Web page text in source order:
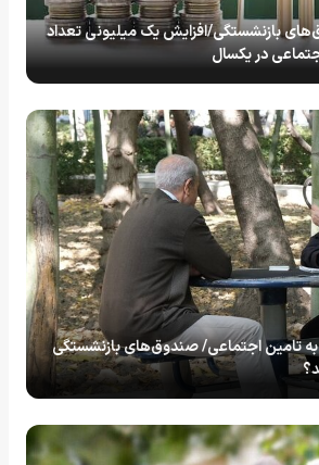
بازنشستگی/افزایش یک میلیونی تعداد
در یکسال
تامین اجتماعی/ صندوق‌های بازنشستگی